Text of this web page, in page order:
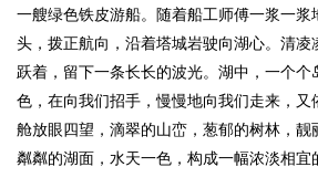
一艘绿色铁皮游船。随着船工师傅一浆一浆
头，拨正航向，沿着塔城岩驶向湖心。清凌
跃着，留下一条长长的波光。湖中，一个个
色，在向我们招手，慢慢地向我们走来，又
舱放眼四望，滴翠的山峦，葱郁的树林，靓
粼粼的湖面，水天一色，构成一幅浓淡相宜